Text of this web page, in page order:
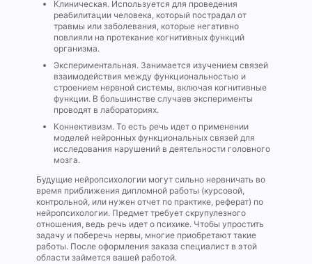
Клиническая. Используется для проведения
реабилитации человека, который пострадал от
травмы или заболевания, которые негативно
повлияли на протекание когнитивных функций
организма.
Экспериментальная. Занимается изучением связей
взаимодействия между функциональностью и
строением нервной системы, включая когнитивные
функции. В большинстве случаев эксперименты
проводят в лабораториях.
Коннективизм. То есть речь идет о применении
моделей нейронных функциональных связей для
исследования нарушений в деятельности головного
мозга.
Будущие нейропсихологии могут сильно нервничать во
время приближения дипломной работы (курсовой,
контрольной, или нужен отчет по практике, реферат) по
нейропсихологии. Предмет требует скрупулезного
отношения, ведь речь идет о психике. Чтобы упростить
задачу и поберечь нервы, многие приобретают такие
работы. После оформления заказа специалист в этой
области займется вашей работой.